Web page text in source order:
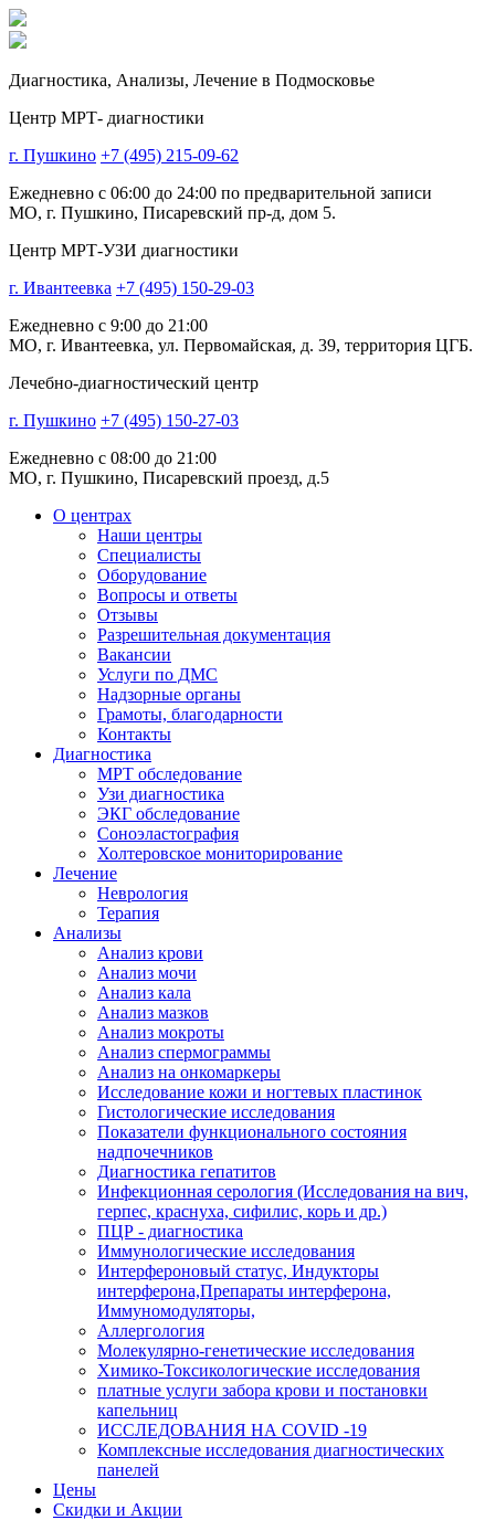
Диагностика, Анализы, Лечение в Подмосковье
Центр МРТ- диагностики
г. Пушкино +7 (495) 215-09-62
Ежедневно с 06:00 до 24:00 по предварительной записи
МО, г. Пушкино, Писаревский пр-д, дом 5.
Центр МРТ-УЗИ диагностики
г. Ивантеевка +7 (495) 150-29-03
Ежедневно с 9:00 до 21:00
МО, г. Ивантеевка, ул. Первомайская, д. 39, территория ЦГБ.
Лечебно-диагностический центр
г. Пушкино +7 (495) 150-27-03
Ежедневно с 08:00 до 21:00
МО, г. Пушкино, Писаревский проезд, д.5
О центрах
Наши центры
Специалисты
Оборудование
Вопросы и ответы
Отзывы
Разрешительная документация
Вакансии
Услуги по ДМС
Надзорные органы
Грамоты, благодарности
Контакты
Диагностика
МРТ обследование
Узи диагностика
ЭКГ обследование
Соноэластография
Холтеровское мониторирование
Лечение
Неврология
Терапия
Анализы
Анализ крови
Анализ мочи
Анализ кала
Анализ мазков
Анализ мокроты
Анализ спермограммы
Анализ на онкомаркеры
Исследование кожи и ногтевых пластинок
Гистологические исследования
Показатели функционального состояния
надпочечников
Диагностика гепатитов
Инфекционная серология (Исследования на вич,
герпес, краснуха, сифилис, корь и др.)
ПЦР - диагностика
Иммунологические исследования
Интерфероновый статус, Индукторы
интерферона,Препараты интерферона,
Иммуномодуляторы,
Аллергология
Молекулярно-генетические исследования
Химико-Токсикологические исследования
платные услуги забора крови и постановки
капельниц
ИССЛЕДОВАНИЯ НА COVID -19
Комплексные исследования диагностических
панелей
Цены
Скидки и Акции